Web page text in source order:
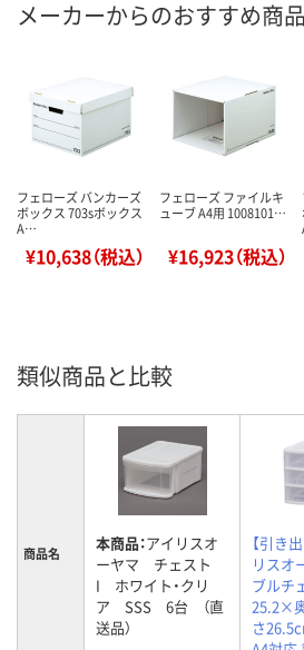
メーカーからのおすすめ商品
フェローズ バンカーズ
ボックス 703sボックス
A…
¥10,638（税込）
フェローズ ファイルキ
ューブ A4用 1008101…
¥16,923（税込）
類似商品と比較
商品名 本商品：アイリスオ
ーヤマ チェスト
I ホワイト・クリ
ア SSS 6台 （直
送品）
【引き
リスオ
ブルチ
25.2×
さ